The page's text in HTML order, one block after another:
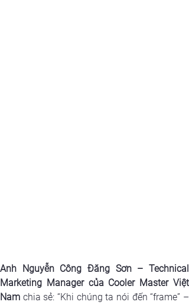
Anh Nguyễn Công Đăng Sơn – Technical
Marketing Manager của Cooler Master Việt
Nam chia sẻ: “Khi chúng ta nói đến “frame” –